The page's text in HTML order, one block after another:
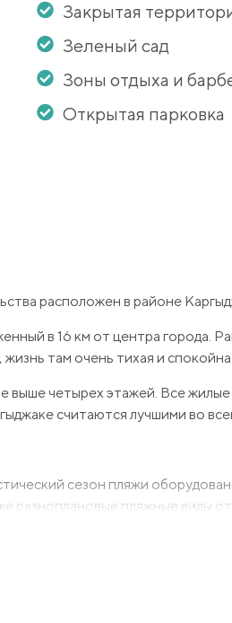
Закрытая
Зеленый сад
Зоны отдыха и
Открытая парковка
расположен в районе
в 16 км от центра города.
там очень тихая и
выше четырех этажей. Все
считаются лучшими во
сезон пляжи
разноплановые пляжные виды
дорожки и тренажеры для